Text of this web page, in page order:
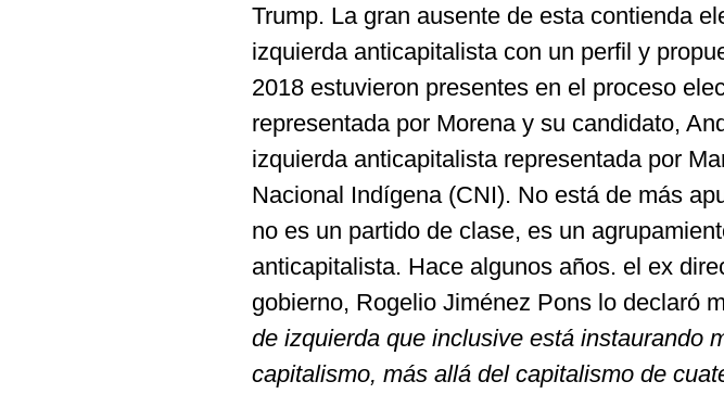
Trump. La gran ausente de esta contienda
izquierda anticapitalista con un perfil y
2018 estuvieron presentes en el proceso
representada por Morena y su candidato,
izquierda anticapitalista representada por
Nacional Indígena (CNI). No está de más
no es un partido de clase, es un
anticapitalista. Hace algunos años. el ex
gobierno, Rogelio Jiménez Pons lo declaró
de izquierda que inclusive está instaurando
capitalismo, más allá del capitalismo de